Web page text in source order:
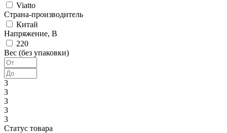
Viatto
Страна-производитель
Китай
Напряжение, В
220
Вес (без упаковки)
3
3
3
3
3
Статус товара